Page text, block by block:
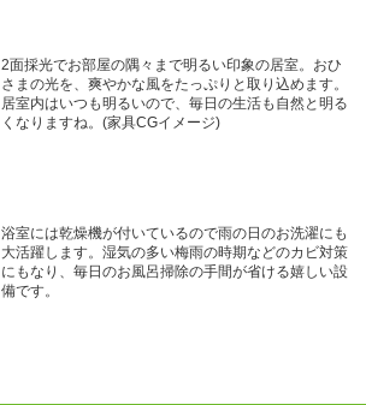
2面採光でお部屋の隅々まで明るい印象の居室。おひ
さまの光を、爽やかな風をたっぷりと取り込めます。
居室内はいつも明るいので、毎日の生活も自然と明る
くなりますね。(家具CGイメージ)
浴室には乾燥機が付いているので雨の日のお洗濯にも
大活躍します。湿気の多い梅雨の時期などのカビ対策
にもなり、毎日のお風呂掃除の手間が省ける嬉しい設
備です。